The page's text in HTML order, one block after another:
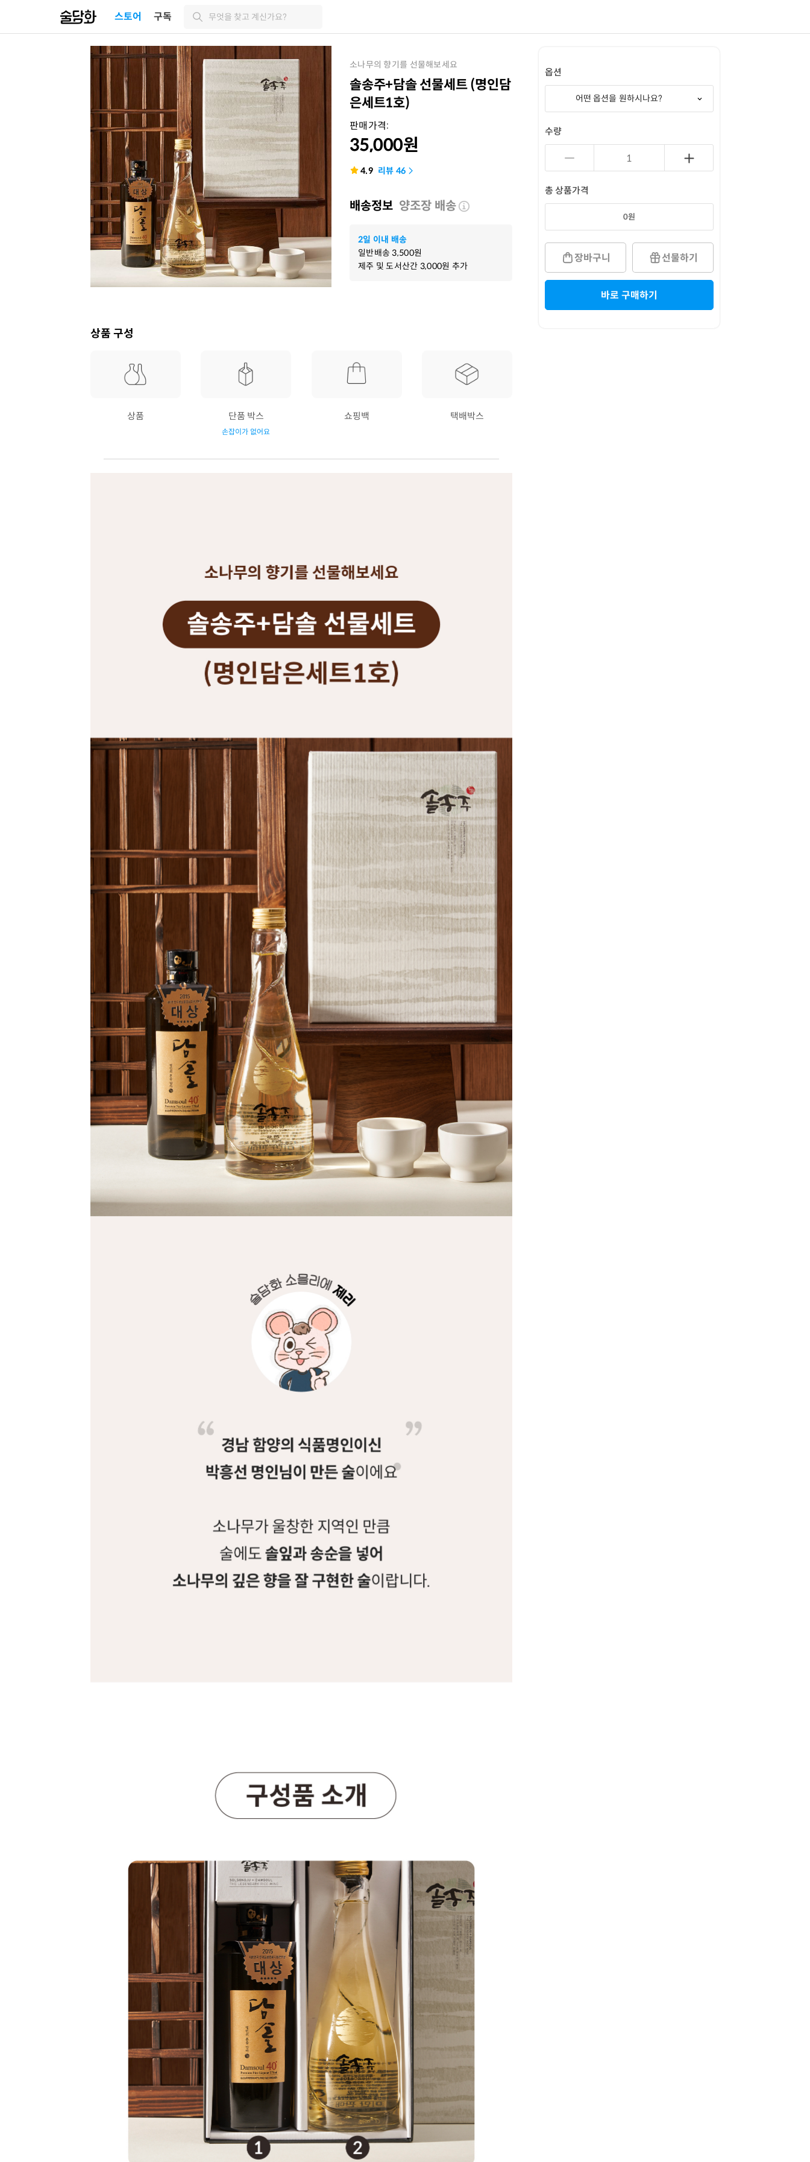
스토어 구독 무엇을 찾고 계신가요?
소나무의 향기를 선물해보세요
솔송주+담솔 선물세트 (명인담
은세트1호)
판매가격:
35,000원
4.9 리뷰 46
배송정보 양조장 배송
2일 이내 배송
일반배송3,500원
제주 및 도서산간 3,000원 추가
상품 구성
상품 단품 박스
손잡이가 없어요
쇼핑백 택배박스
옵션
어떤 옵션을 원하시나요?
수량
총 상품가격
0원
장바구니 선물하기
바로 구매하기